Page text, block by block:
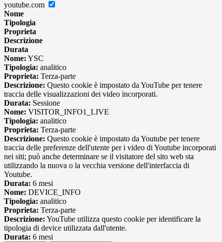
youtube.com
Nome
Tipologia
Proprieta
Descrizione
Durata
Nome: YSC
Tipologia: analitico
Proprieta: Terza-parte
Descrizione: Questo cookie è impostato da YouTube per tenere
traccia delle visualizzazioni dei video incorporati.
Durata: Sessione
Nome: VISITOR_INFO1_LIVE
Tipologia: analitico
Proprieta: Terza-parte
Descrizione: Questo cookie è impostato da Youtube per tenere
traccia delle preferenze dell'utente per i video di Youtube incorporati
nei siti; può anche determinare se il visitatore del sito web sta
utilizzando la nuova o la vecchia versione dell'interfaccia di
Youtube.
Durata: 6 mesi
Nome: DEVICE_INFO
Tipologia: analitico
Proprieta: Terza-parte
Descrizione: YouTube utilizza questo cookie per identificare la
tipologia di device utilizzata dall'utente.
Durata: 6 mesi